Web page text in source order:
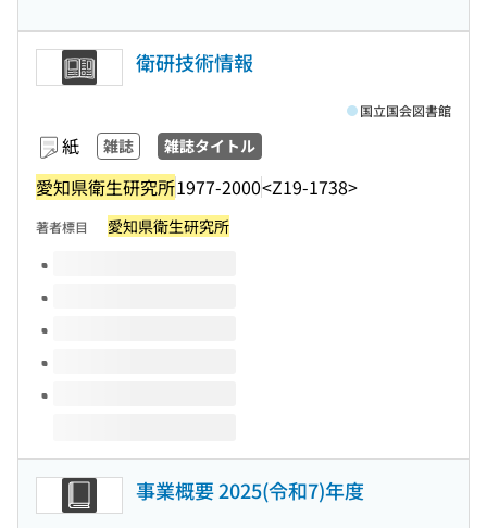
衛研技術情報
紙 雑誌 雑誌タイトル
愛知県衛生研究所1977-2000<Z19-1738>
国立国会図書館
著者標目 愛知県衛生研究所
このタイトルの巻号
事業概要 2025(令和7)年度